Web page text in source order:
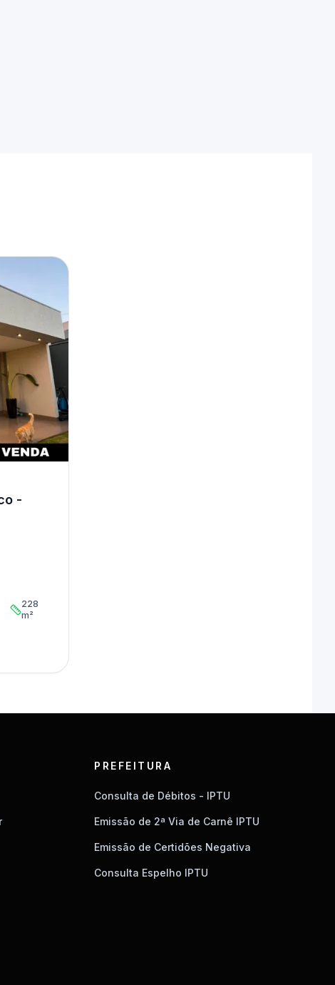
-
228
m²
PREFEITURA
Consulta de Débitos - IPTU
Emissão de 2ª Via de Carnê IPTU
Emissão de Certidões Negativa
Consulta Espelho IPTU